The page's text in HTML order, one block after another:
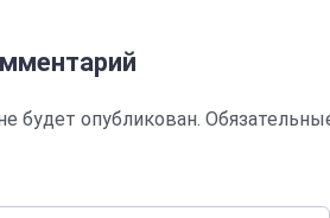
будет опубликован.